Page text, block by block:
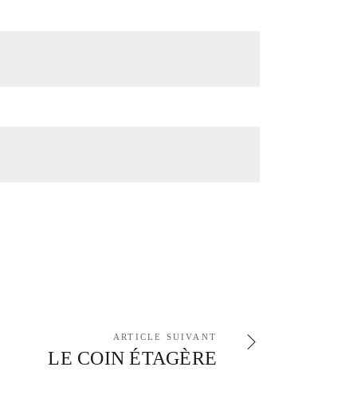
ARTICLE SUIVANT
LE COIN ÉTAGÈRE